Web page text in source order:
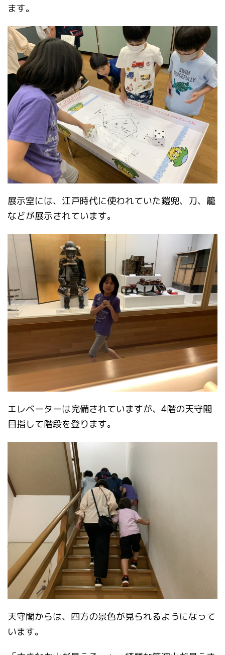
ます。
展示室には、江戸時代に使われていた鎧兜、刀、籠
などが展示されています。
エレベーターは完備されていますが、4階の天守閣
目指して階段を登ります。
天守閣からは、四方の景色が見られるようになって
います。